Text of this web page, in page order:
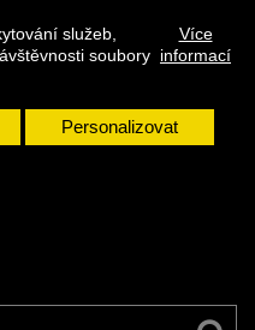
služeb,
soubory
Více
informací
Personalizovat
Kontakt
Přihlásit se